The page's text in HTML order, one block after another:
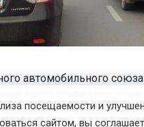
автомобильного
произошли в
посещаемости и
сайтом, вы